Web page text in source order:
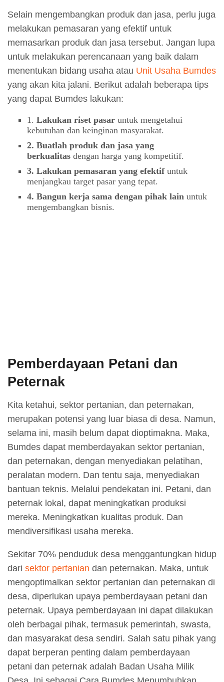
Selain mengembangkan produk dan jasa, perlu juga
melakukan pemasaran yang efektif untuk
memasarkan produk dan jasa tersebut. Jangan lupa
untuk melakukan perencanaan yang baik dalam
menentukan bidang usaha atau Unit Usaha Bumdes
yang akan kita jalani. Berikut adalah beberapa tips
yang dapat Bumdes lakukan:
1. Lakukan riset pasaruntuk mengetahui
kebutuhan dan keinginan masyarakat.
2. Buatlah produk dan jasa yang
berkualitasdengan harga yang kompetitif.
3. Lakukan pemasaran yang efektifuntuk
menjangkau target pasar yang tepat.
4. Bangun kerja sama dengan pihak lain untuk
mengembangkan bisnis.
Pemberdayaan Petani dan
Peternak
Kita ketahui, sektor pertanian, dan peternakan,
merupakan potensi yang luar biasa di desa. Namun,
selama ini, masih belum dapat dioptimakna. Maka,
Bumdes dapat memberdayakan sektor pertanian,
dan peternakan, dengan menyediakan pelatihan,
peralatan modern. Dan tentu saja, menyediakan
bantuan teknis. Melalui pendekatan ini. Petani, dan
peternak lokal, dapat meningkatkan produksi
mereka. Meningkatkan kualitas produk. Dan
mendiversifikasi usaha mereka.
Sekitar 70% penduduk desa menggantungkan hidup
dari sektor pertanian dan peternakan. Maka, untuk
mengoptimalkan sektor pertanian dan peternakan di
desa, diperlukan upaya pemberdayaan petani dan
peternak. Upaya pemberdayaan ini dapat dilakukan
oleh berbagai pihak, termasuk pemerintah, swasta,
dan masyarakat desa sendiri. Salah satu pihak yang
dapat berperan penting dalam pemberdayaan
petani dan peternak adalah Badan Usaha Milik